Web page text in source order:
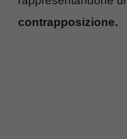
contrapposizione.